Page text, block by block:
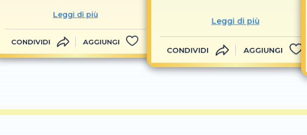
Leggi di più
CONDIVIDI AGGIUNGI
Leggi di più
CONDIVIDI AGGIUNGI